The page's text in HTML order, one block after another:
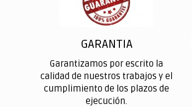
GARANTIA
Garantizamos por escrito la
calidad de nuestros trabajos y el
cumplimiento de los plazos de
ejecución.